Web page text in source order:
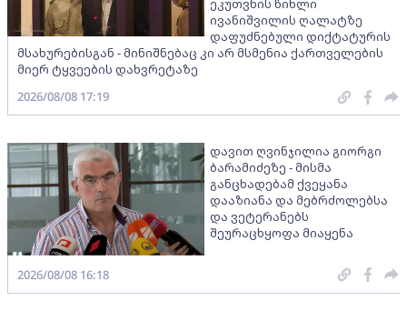
ეკუთვნის წიხლი
ივანიშვილის ღალატზე
დაფუძნებული დიქტატურის
მსახურებისგან - მინიშნებაც კი არ მსმენია ქართველების
მიერ ტყვეების დახვრეტაზე
2026/08/08 17:19
დავით ღვინჯილია გიორგი
ბარამიძეზე - მისმა
განცხადებამ ქვეყანა
დააზიანა და მებრძოლებსა
და ვეტერანებს
შეურაცხყოფა მიაყენა
2026/08/08 16:18